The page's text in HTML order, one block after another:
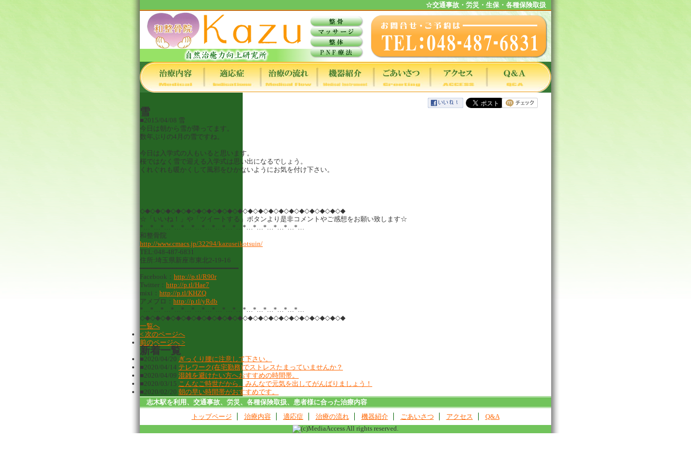
☆交通事故・労災・生保・各種保険取扱
雪
■2015/04/08 雪
今日は朝から雪が降ってます。
数年ぶりの4月の雪ですね。
今日は入学式の人もいると思います。
桜ではなく雪で迎える入学式は思い出になるでしょう。
くれぐれも暖かくして風邪をひかないようにお気を付け下さい。
◇◆◇◆◇◆◇◆◇◆◇◆◇◆◇◆◇◆◇◆◇◆◇◆◇◆◇◆◇◆◇◆◇◆◇◆◇◆◇◆
☆「いいね！」や「ツイートする」ボタンより是非コメントやご感想をお願い致します☆
*…*…*…*…*…*…*…*…*…*…*…*…*…*…*…*…
和整骨院
http://www.cmacs.jp/32294/kazuseikotsuin/
TEL:048-487-6831
住所:埼玉県新座市東北2-19-16
━━━━━━━━━━━━━━━━━━━━━━━━
Facebook： http://p.tl/R90r
Twitter： http://p.tl/Hae7
mixi： http://p.tl/KHZQ
アメブロ： http://p.tl/yRdb
*…*…*…*…*…*…*…*…*…*…*…*…*…*…*…*…
◇◆◇◆◇◆◇◆◇◆◇◆◇◆◇◆◇◆◇◆◇◆◇◆◇◆◇◆◇◆◇◆◇◆◇◆◇◆◇◆
一覧へ
< 次のページへ
前のページへ >
新着一覧
■2020/04/20 ぎっくり腰に注意して下さい。
■2020/04/14 テレワーク(在宅勤務)でストレスたまっていませんか？
■2020/04/09 混雑を避けたい方へおすすめの時間帯。
■2020/03/15 こんなご時世だから、みんなで元気を出してがんばりましょう！
■2020/02/20 朝の早い時間帯がおすすめです。
志木駅を利用、交通事故、労災、各種保険取扱、患者様に合った治療内容
トップページ
治療内容 適応症 治療の流れ 機器紹介 ごあいさつ アクセス Q&A